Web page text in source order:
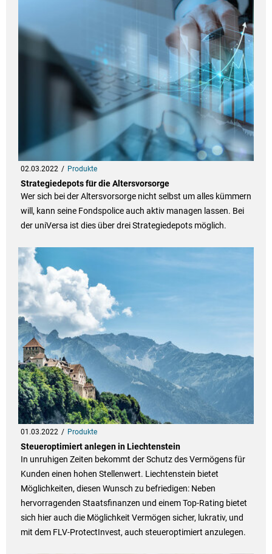
02.03.2022 Produkte
Strategiedepots für die Altersvorsorge
Wer sich bei der Altersvorsorge nicht selbst um alles kümmern
will, kann seine Fondspolice auch aktiv managen lassen. Bei
der uniVersa ist dies über drei Strategiedepots möglich.
01.03.2022 Produkte
Steueroptimiert anlegen in Liechtenstein
In unruhigen Zeiten bekommt der Schutz des Vermögens für
Kunden einen hohen Stellenwert. Liechtenstein bietet
Möglichkeiten, diesen Wunsch zu befriedigen: Neben
hervorragenden Staatsfinanzen und einem Top-Rating bietet
sich hier auch die Möglichkeit Vermögen sicher, lukrativ, und
mit dem FLV-ProtectInvest, auch steueroptimiert anzulegen.